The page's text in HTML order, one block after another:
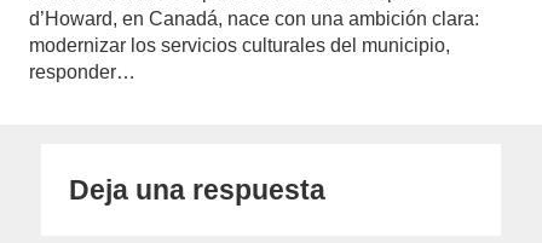
d’Howard, en Canadá, nace con una ambición clara:
modernizar los servicios culturales del municipio,
responder…
Deja una respuesta